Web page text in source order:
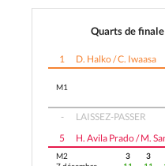
Quarts de finale
1 D. Halko / C. Iwaasa
M1
-
LAISSEZ-PASSER
5
H. Avila Prado / M.
M2
3
3